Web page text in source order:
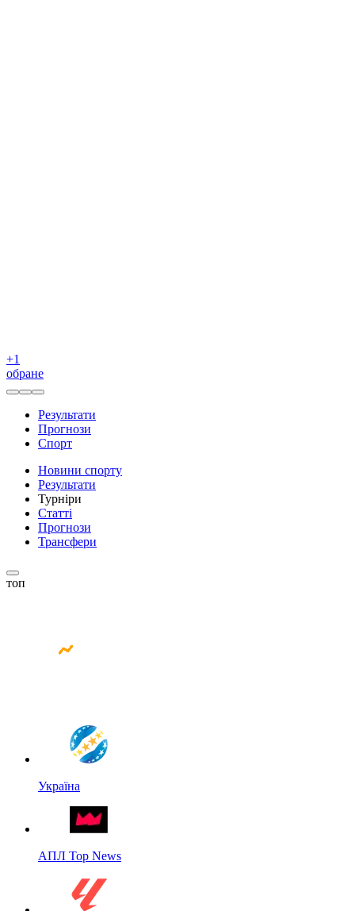
+1
обране
Результати
Прогнози
Спорт
Новини спорту
Результати
Турніри
Статті
Прогнози
Трансфери
топ
Україна
АПЛ Top News